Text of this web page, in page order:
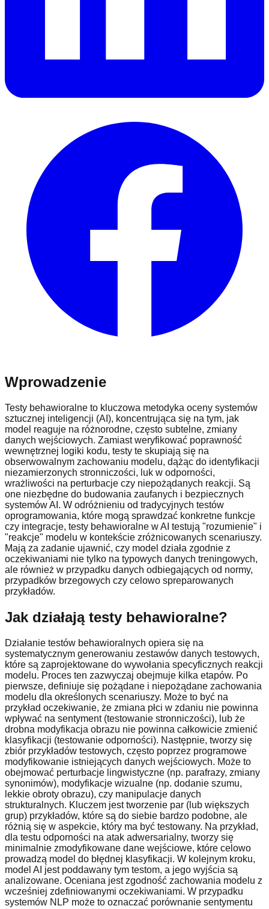
Wprowadzenie
Testy behawioralne to kluczowa metodyka oceny systemów
sztucznej inteligencji (AI), koncentrująca się na tym, jak
model reaguje na różnorodne, często subtelne, zmiany
danych wejściowych. Zamiast weryfikować poprawność
wewnętrznej logiki kodu, testy te skupiają się na
obserwowalnym zachowaniu modelu, dążąc do identyfikacji
niezamierzonych stronniczości, luk w odporności,
wrażliwości na perturbacje czy niepożądanych reakcji. Są
one niezbędne do budowania zaufanych i bezpiecznych
systemów AI. W odróżnieniu od tradycyjnych testów
oprogramowania, które mogą sprawdzać konkretne funkcje
czy integracje, testy behawioralne w AI testują "rozumienie" i
"reakcje" modelu w kontekście zróżnicowanych scenariuszy.
Mają za zadanie ujawnić, czy model działa zgodnie z
oczekiwaniami nie tylko na typowych danych treningowych,
ale również w przypadku danych odbiegających od normy,
przypadków brzegowych czy celowo spreparowanych
przykładów.
Jak działają testy behawioralne?
Działanie testów behawioralnych opiera się na
systematycznym generowaniu zestawów danych testowych,
które są zaprojektowane do wywołania specyficznych reakcji
modelu. Proces ten zazwyczaj obejmuje kilka etapów. Po
pierwsze, definiuje się pożądane i niepożądane zachowania
modelu dla określonych scenariuszy. Może to być na
przykład oczekiwanie, że zmiana płci w zdaniu nie powinna
wpływać na sentyment (testowanie stronniczości), lub że
drobna modyfikacja obrazu nie powinna całkowicie zmienić
klasyfikacji (testowanie odporności). Następnie, tworzy się
zbiór przykładów testowych, często poprzez programowe
modyfikowanie istniejących danych wejściowych. Może to
obejmować perturbacje lingwistyczne (np. parafrazy, zmiany
synonimów), modyfikacje wizualne (np. dodanie szumu,
lekkie obroty obrazu), czy manipulacje danych
strukturalnych. Kluczem jest tworzenie par (lub większych
grup) przykładów, które są do siebie bardzo podobne, ale
różnią się w aspekcie, który ma być testowany. Na przykład,
dla testu odporności na atak adwersarialny, tworzy się
minimalnie zmodyfikowane dane wejściowe, które celowo
prowadzą model do błędnej klasyfikacji. W kolejnym kroku,
model AI jest poddawany tym testom, a jego wyjścia są
analizowane. Oceniana jest zgodność zachowania modelu z
wcześniej zdefiniowanymi oczekiwaniami. W przypadku
systemów NLP może to oznaczać porównanie sentymentu